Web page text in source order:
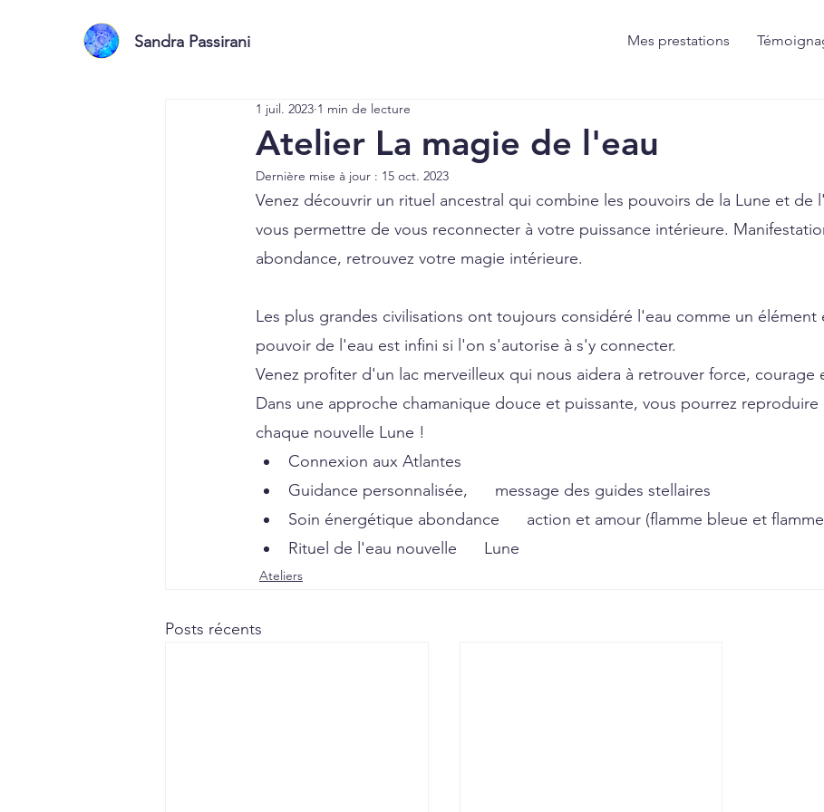
Sandra Passirani Mes prestations
Atelier La magie de l'eau
1 juil. 2023 1 min de lecture
Dernière mise à jour : 15 oct. 2023
Venez découvrir un rituel ancestral qui combine les pouvoirs de la Lune et de
vous permettre de vous reconnecter à votre puissance intérieure.
abondance, retrouvez votre magie intérieure.
Les plus grandes civilisations ont toujours considéré l'eau comme un élément
pouvoir de l'eau est infini si l'on s'autorise à s'y connecter.
Venez profiter d'un lac merveilleux qui nous aidera à retrouver force, courage
Dans une approche chamanique douce et puissante, vous pourrez reproduire
chaque nouvelle Lune !
Connexion aux Atlantes
Guidance personnalisée,      message des guides stellaires
Soin énergétique abondance      action et amour (flamme bleue et
Rituel de l'eau nouvelle      Lune
Ateliers
Posts récents